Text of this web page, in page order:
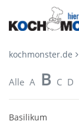
kochmonster.de
Alle A B C D
Basilikum